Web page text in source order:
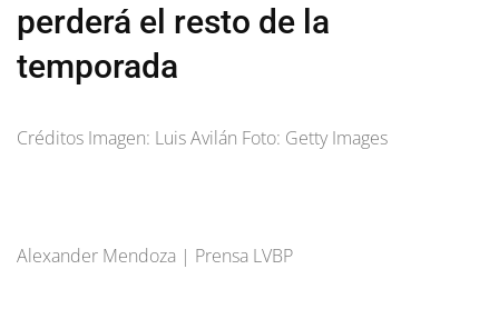
perderá el resto de la
temporada
Créditos Imagen: Luis Avilán Foto: Getty Images
Alexander Mendoza | Prensa LVBP